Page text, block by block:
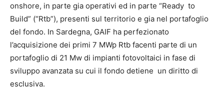
onshore, in parte gia operativi ed in parte “Ready to
Build” (“Rtb”), presenti sul territorio e gia nel portafoglio
del fondo. In Sardegna, GAIF ha perfezionato
l’acquisizione dei primi 7 MWp Rtb facenti parte di un
portafoglio di 21 Mw di impianti fotovoltaici in fase di
sviluppo avanzata su cui il fondo detiene un diritto di
esclusiva.